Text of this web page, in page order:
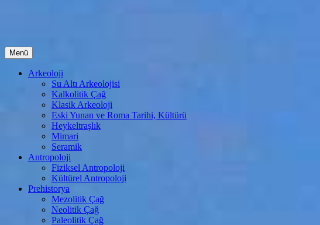
Menü İçeriğe
atla
Arkeoloji
Su Altı Arkeolojisi
Kalkolitik Çağ
Klasik Arkeoloji
Eski Yunan ve Roma Tarihi, Kültürü
Heykeltraşlık
Mimari
Seramik
Antropoloji
Fiziksel Antropoloji
Kültürel Antropoloji
Prehistorya
Mezolitik Çağ
Neolitik Çağ
Paleolitik Çağ